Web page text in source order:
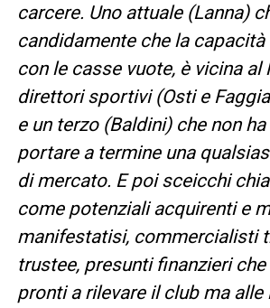
carcere. Uno attuale (Lanna)
candidamente che la
con le casse vuote, è vicina al
direttori sportivi (Osti e
e un terzo (Baldini) che non
portare a termine una
di mercato. E poi sceicchi
come potenziali acquirenti e
manifestatisi, commercialisti
trustee, presunti finanzieri
pronti a rilevare il club ma alle